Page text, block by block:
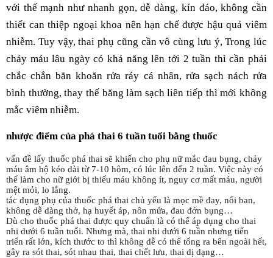
với thế mạnh như nhanh gọn, dễ dàng, kín đáo, không cần
thiết can thiệp ngoại khoa nên hạn chế được hậu quả viêm
nhiễm. Tuy vậy, thai phụ cũng cần vô cùng lưu ý, Trong lúc
chảy máu lâu ngày có khả năng lên tới 2 tuần thì cần phải
chắc chắn băn khoăn rửa ráy cá nhân, rửa sạch nách rửa
bình thường, thay thế băng làm sạch liên tiếp thì mới không
mắc viêm nhiễm.
nhược điểm của phá thai 6 tuần tuổi bằng thuốc
vấn đề lấy thuốc phá thai sẽ khiến cho phụ nữ mắc đau bụng, chảy
máu âm hộ kéo dài từ 7-10 hôm, có lúc lên đến 2 tuần. Việc này có
thể làm cho nữ giới bị thiếu máu không ít, nguy cơ mất máu, người
mệt mỏi, lo lắng.
tác dụng phụ của thuốc phá thai chủ yếu là mọc mề đay, nổi ban,
không dễ dàng thở, hạ huyết áp, nôn mửa, đau đớn bụng…
Dù cho thuốc phá thai được quy chuẩn là có thể áp dụng cho thai
nhi dưới 6 tuần tuổi. Nhưng mà, thai nhi dưới 6 tuần nhưng tiến
triển rất lớn, kích thước to thì không dễ có thể tống ra bên ngoài hết,
gây ra sót thai, sót nhau thai, thai chết lưu, thai dị dạng…